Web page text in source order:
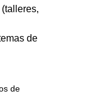
de
de